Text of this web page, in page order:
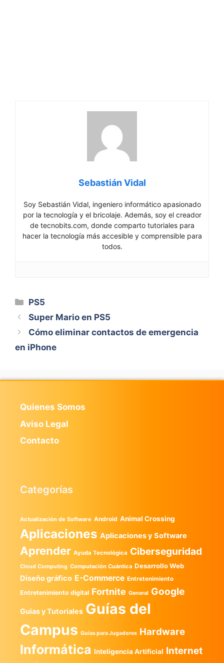
Sebastián Vidal
Soy Sebastián Vidal, ingeniero informático apasionado
por la tecnología y el bricolaje. Además, soy el creador
de tecnobits.com, donde comparto tutoriales para
hacer la tecnología más accesible y comprensible para
todos.
Categorías
PS5
Super Mario en PS5
Cómo eliminar contactos de emergencia
en iPhone
Quienes Somos
Aviso Legal
Contacto
Categorías
Actualización de Software Android Animal Crossing
Aplicaciones Aplicaciones y Software
Aprender Ayuda Tecnológica Ciberseguridad
Cloud Computing Computación Cuántica Desarrollo Web
Diseño gráfico E-Commerce Entretenimiento
Entretenimiento digital Fortnite General Google
Guias y Tutoriales Guías del
Campus Guías para Jugadores Hardware
Informática Inteligencia Artificial Internet